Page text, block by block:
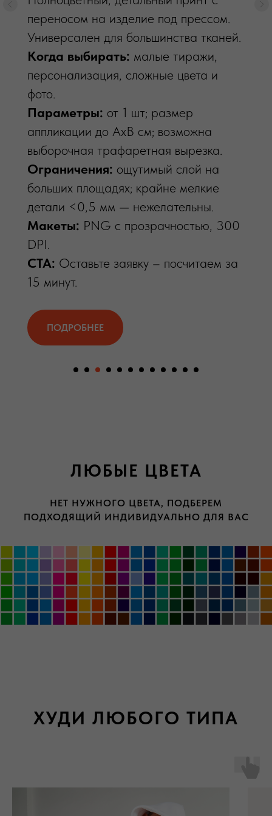
фотореалистичной передачей и мягкой
тактильностью.
Когда выбирать: фото/градиенты,
сложные многоцветные макеты.
Параметры:
тканей (доп. проход); поле до 38x48
см.
Ограничения:тонкие шрифты <10,6
мм — осторожно.
Макеты:PNG 300 DPI, sRGB,
убраны лишние фоны.
Уход/сроки:первая стирка через 48
ч; от 7 дней.
CTA: Оставьте заявку – посчитаем за
15 минут.
ПОДРОБНЕЕ
ЛЮБЫЕ ЦВЕТА
НЕТ НУЖНОГО ЦВЕТА, ПОДБЕРЕМ
ПОДХОДЯЩИЙ ИНДИВИДУАЛЬНО ДЛЯ ВАС
ХУДИ ЛЮБОГО ТИПА